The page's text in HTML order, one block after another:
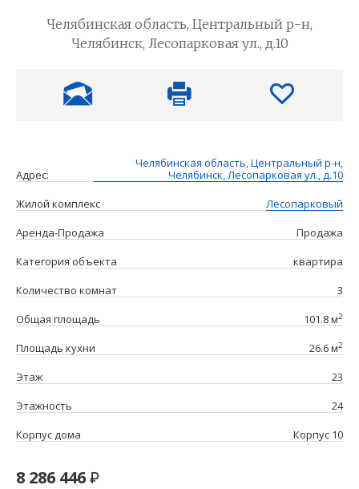
Челябинская область, Центральный р-н,
Челябинск, Лесопарковая ул., д.10
Адрес:
Челябинская область, Центральный р-н,
Челябинск, Лесопарковая ул., д.10
Жилой комплекс
Лесопарковый
Аренда-Продажа
Продажа
Категория объекта
квартира
Количество комнат
3
Общая площадь
101.8 м2
Площадь кухни 26.6 м2
Этаж
23
Этажность
24
Корпус дома
Корпус 10
8 286 446